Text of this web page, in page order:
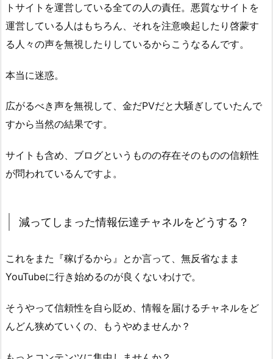
トサイトを運営している全ての人の責任。悪質なサイトを
運営している人はもちろん、それを注意喚起したり啓蒙す
る人々の声を無視したりしているからこうなるんです。
本当に迷惑。
広がるべき声を無視して、金だPVだと大騒ぎしていたんで
すから当然の結果です。
サイトも含め、ブログというものの存在そのものの信頼性
が問われているんですよ。
減ってしまった情報伝達チャネルをどうする？
これをまた『稼げるから』とか言って、無反省なまま
YouTubeに行き始めるのが良くないわけで。
そうやって信頼性を自ら貶め、情報を届けるチャネルをど
んどん狭めていくの、もうやめませんか？